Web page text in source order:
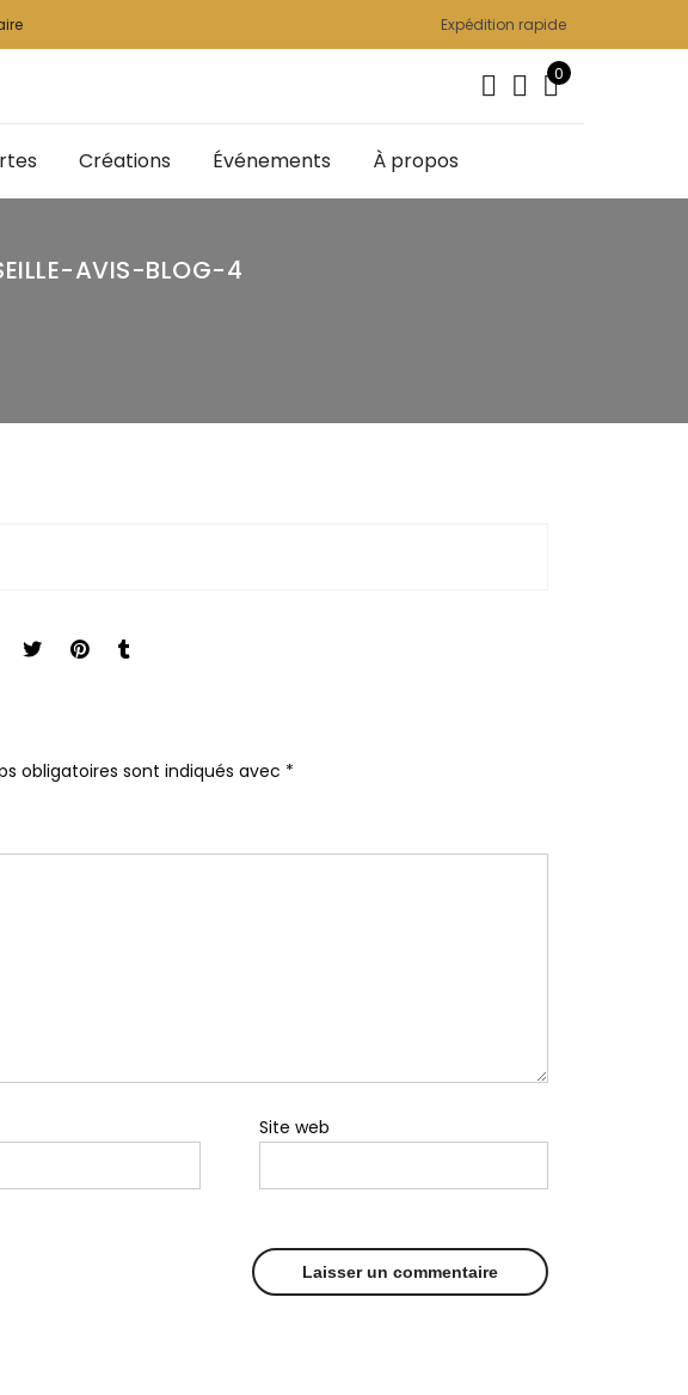
Expédition rapide
0
Créations Événements À propos
AVIS-BLOG-4
obligatoires sont indiqués avec *
Site web